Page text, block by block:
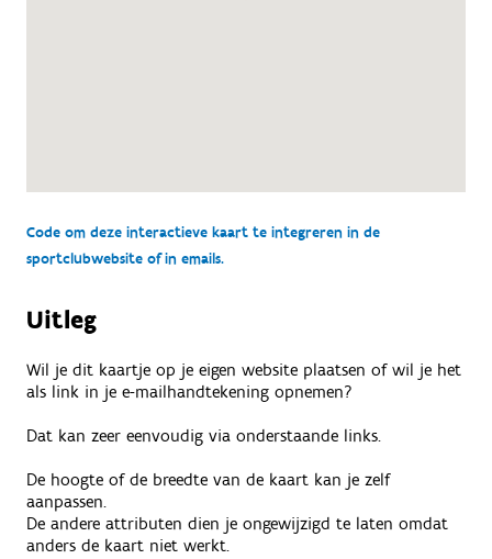
Code om deze interactieve kaart te integreren in de
sportclubwebsite of in emails.
Uitleg
Wil je dit kaartje op je eigen website plaatsen of wil je het
als link in je e-mailhandtekening opnemen?
Dat kan zeer eenvoudig via onderstaande links.
De hoogte of de breedte van de kaart kan je zelf
aanpassen.
De andere attributen dien je ongewijzigd te laten omdat
anders de kaart niet werkt.